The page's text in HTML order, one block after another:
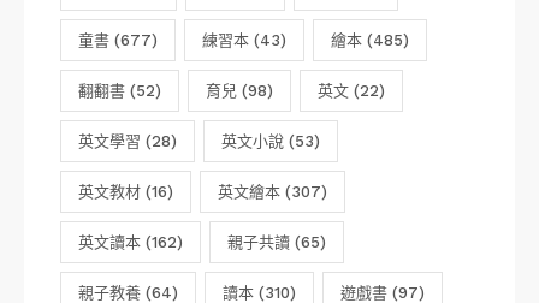
童書 (677) 練習本 (43) 繪本 (485)
翻翻書 (52) 育兒 (98) 英文 (22)
英文學習 (28) 英文小說 (53)
英文教材 (16) 英文繪本 (307)
英文讀本 (162) 親子共讀 (65)
親子教養 (64) 讀本 (310) 遊戲書 (97)